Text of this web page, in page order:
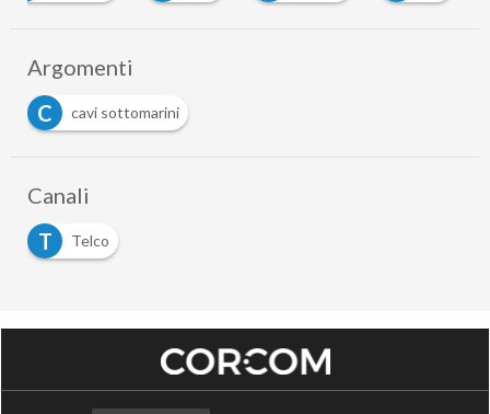
Argomenti
C
cavi sottomarini
Canali
T
Telco